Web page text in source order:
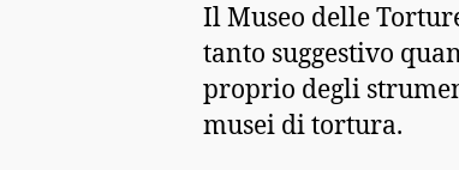
Il Museo delle
tanto suggestivo
proprio degli
musei di tortura.